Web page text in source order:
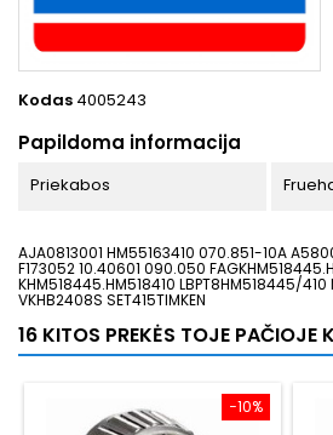
Kodas 4005243
Papildoma informacija
Priekabos
AJA0813001 HM55163410 070.851-10A
F173052 10.40601 090.050
KHM518445.HM518410 LBPT8HM518445/
VKHB2408S SET415TIMKEN
16 KITOS PREKĖS TOJE PAČIOJE
−10%